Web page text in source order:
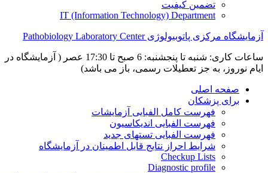
تضمین کیفیت
IT (Information Technology) Department
آزمایشگاه مرکزی پاتوبیولوژی Pathobiology Laboratory Center
ساعات کاری: شنبه تا پنجشنبه: 6 صبح تا 17:30 عصر ( آزمایشگاه در
ایام نوروز، به جز تعطیلات رسمی، باز می باشد)
صفحه اصلی
برای پزشکان
فهرست کامل الفبایی آزمایشات
فهرست الفبایی اندیکاسیون
فهرست الفبایی تستهای جدید
شرایط احراز نتایج قابل اطمینان در آزمایشگاه
Checkup Lists
Diagnostic profile